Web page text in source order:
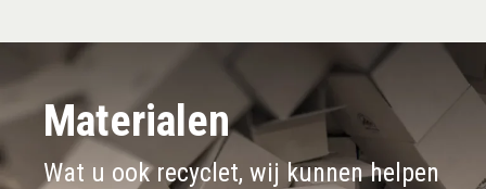
Materialen
Wat u ook recyclet, wij kunnen helpen